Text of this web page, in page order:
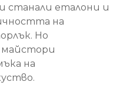
станали еталони и
на
Но
майстори
на